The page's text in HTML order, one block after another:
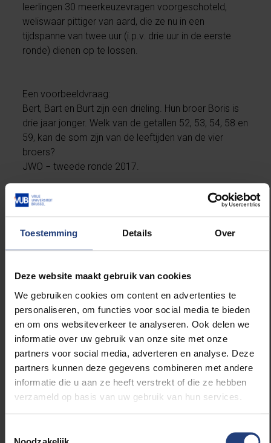
Toestemming Details Over
Deze website maakt gebruik van cookies
We gebruiken cookies om content en advertenties te
personaliseren, om functies voor social media te bieden
en om ons websiteverkeer te analyseren. Ook delen we
informatie over uw gebruik van onze site met onze
partners voor social media, adverteren en analyse. Deze
partners kunnen deze gegevens combineren met andere
informatie die u aan ze heeft verstrekt of die ze hebben
verzameld op basis van uw gebruik van hun services.
leerlingen 30 meerkeuzevragen voorgeschoteld,
weliswaar pittiger van aard, die ze nu in een
tijdspanne van twee uur (i.p.v. drie uur in de eerste
ronde) dienen op te lossen.
Een voorbeeldvraag:
Bert, Bart en Burt zijn een drieling. Hun broer Boris is
drie jaar jonger. Welk van de getallen 52, 53, 54, 58 en
59, kan de som zijn van de leeftijden van de vier
broers?
JWO − tweede ronde 2017.
Na de tweede ronde vindt tot slot de finale plaats,
uitgenodigd. Finalist worden van JWO of VWO is dus
niet zo eenvoudig. In deze finale, dit jaar te Heverlee
ze met de nodige argumentatie en bewijsvoering
dienen op te lossen.
Op woensdag 24 mei om 15.00 uur worden alle
finalisten geproclameerd en beloond met een mooi
prijzenpakket! In plaats van olympisch brons, zilver en
goud, worden derde, tweede en eerste prijzen
uitgereikt. Tevens worden de finalisten die drie, vier of